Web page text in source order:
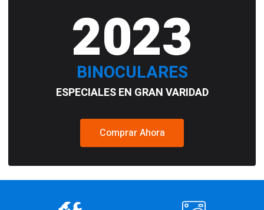
2023
BINOCULARES
ESPECIALES EN GRAN VARIDAD
Comprar Ahora